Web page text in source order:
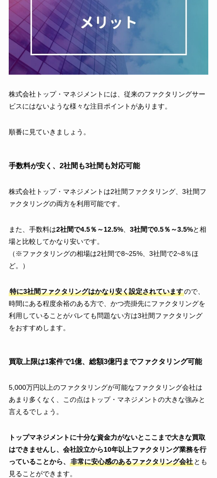
株式会社トップ・マネジメントには、従来のファクタリングサー
ビスにはないような様々な注目ポイントがあります。
順番に見ていきましょう。
手数料が安く、2社間も3社間も対応可能
株式会社トップ・マネジメントは2社間ファクタリング、3社間フ
ァクタリングの両方を利用可能です。
また、手数料は2社間で4.5％～12.5%、 3社間で0.5％～3.5%と相
場と比較してかなり安いです。
（※ファクタリングの相場は2社間で8~25%、3社間で2~8％ほ
ど。）
特に3社間ファクタリングはかなり安く設定されていますので、
時間にある程度余裕のある方で、かつ売掛先にファクタリングを
利用していることがバレても問題ない方は3社間ファクタリング
をおすすめします。
買取上限は1案件で1億、総額3億円までファクタリング可能
5,000万円以上のファクタリングが可能なファクタリング会社は
あまり多くなく、この点はトップ・マネジメントの大きな強みと
言えるでしょう。
トップマネジメントに十分な資金力がないとここまで大きな買取
はできませんし、会社設立から10年以上ファクタリング業務を行
っていることから、
非常に安心感のあるファクタリング会社とも
見ることができます。